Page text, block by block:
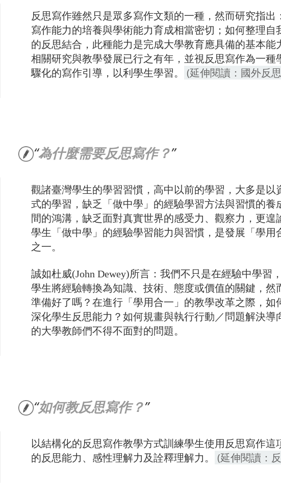
反思寫作雖然只是眾多寫作文類的一種，然而研究指
寫作能力的培養與學術能力育成相當密切；如何整理
的反思結合，此種能力是完成大學教育應具備的基本
相關研究與教學發展已行之有年，並視反思寫作為一
驟化的寫作引導，以利學生學習。
(延伸閱讀：國外反
為什麼需要反思寫作？
觀諸臺灣學生的學習習慣，高中以前的學習，大多是
式的學習，缺乏「做中學」的經驗學習方法與習慣的
間的鴻溝，缺乏面對真實世界的感受力、觀察力，更
學生「做中學」的經驗學習能力與習慣，是發展「學
之一。
誠如杜威(John Dewey)所言：我們不只是在經驗中學習
學生將經驗轉換為知識、技術、態度或價值的關鍵，
準備好了嗎？在進行「學用合一」的教學改革之際，
深化學生反思能力？如何規畫與執行行動／問題解決
的大學教師們不得不面對的問題。
如何教反思寫作？
以結構化的反思寫作教學方式訓練學生使用反思寫作
的反思能力、感性理解力及詮釋理解力。
(延伸閱讀：